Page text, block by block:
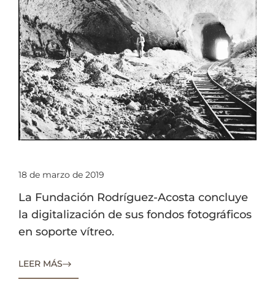
18 de marzo de 2019
La Fundación Rodríguez-Acosta concluye
la digitalización de sus fondos fotográficos
en soporte vítreo.
LEER MÁS